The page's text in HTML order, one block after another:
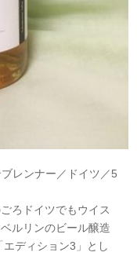
ブレンナー／ドイツ／5
ろドイツでもウイス
ルリンのビール醸造
ディション3」とし